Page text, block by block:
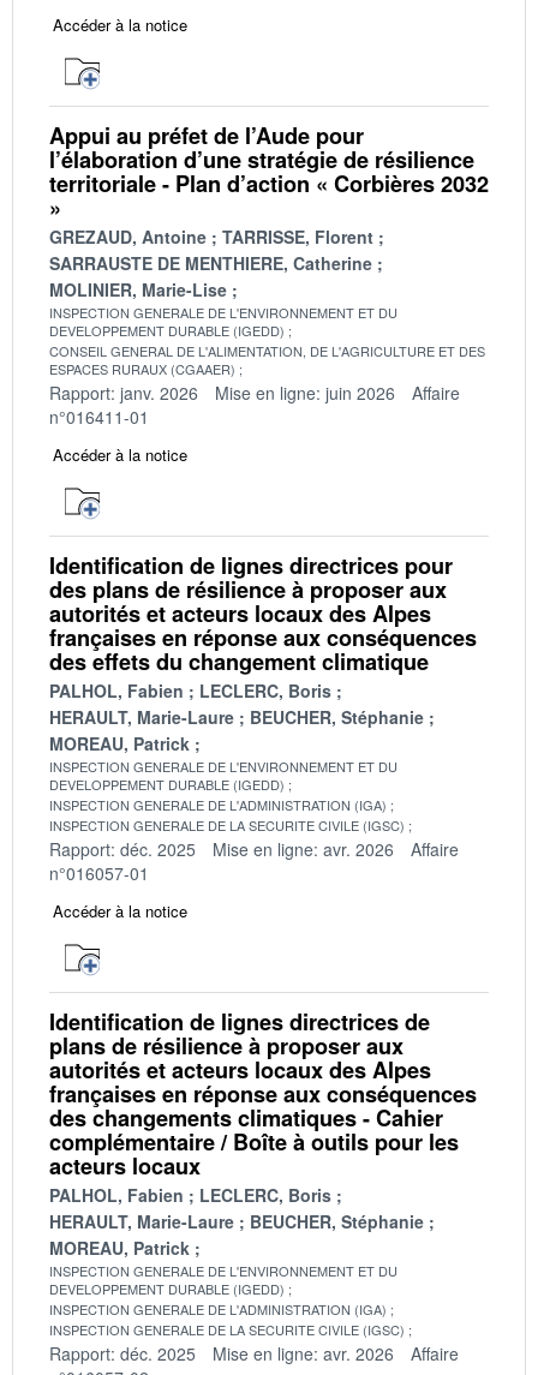
Accéder à la notice
Appui au préfet de l’Aude pour
l’élaboration d’une stratégie de résilience
territoriale - Plan d’action « Corbières 2032
»
GREZAUD, Antoine
TARRISSE, Florent
SARRAUSTE DE MENTHIERE, Catherine
MOLINIER, Marie-Lise
INSPECTION GENERALE DE L'ENVIRONNEMENT ET DU
DEVELOPPEMENT DURABLE (IGEDD)
CONSEIL GENERAL DE L'ALIMENTATION, DE L'AGRICULTURE ET DES
ESPACES RURAUX (CGAAER)
Rapport: janv. 2026 Mise en ligne: juin 2026
Affaire
n°016411-01
Accéder à la notice
Identification de lignes directrices pour
des plans de résilience à proposer aux
autorités et acteurs locaux des Alpes
françaises en réponse aux conséquences
des effets du changement climatique
PALHOL, Fabien
LECLERC, Boris
HERAULT, Marie-Laure
BEUCHER, Stéphanie
MOREAU, Patrick
INSPECTION GENERALE DE L'ENVIRONNEMENT ET DU
DEVELOPPEMENT DURABLE (IGEDD)
INSPECTION GENERALE DE L'ADMINISTRATION (IGA)
INSPECTION GENERALE DE LA SECURITE CIVILE (IGSC)
Rapport: déc. 2025 Mise en ligne: avr. 2026
Affaire
n°016057-01
Accéder à la notice
Identification de lignes directrices de
plans de résilience à proposer aux
autorités et acteurs locaux des Alpes
françaises en réponse aux conséquences
des changements climatiques - Cahier
complémentaire / Boîte à outils pour les
acteurs locaux
PALHOL, Fabien
LECLERC, Boris
HERAULT, Marie-Laure
BEUCHER, Stéphanie
MOREAU, Patrick
INSPECTION GENERALE DE L'ENVIRONNEMENT ET DU
DEVELOPPEMENT DURABLE (IGEDD)
INSPECTION GENERALE DE L'ADMINISTRATION (IGA)
INSPECTION GENERALE DE LA SECURITE CIVILE (IGSC)
Rapport: déc. 2025 Mise en ligne: avr. 2026
Affaire